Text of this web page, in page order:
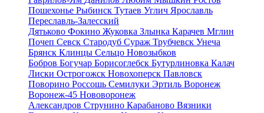
Пошехонье Рыбинск Тутаев Углич Ярославль
Переславль-Залесский
Дятьково Фокино Жуковка Злынка Карачев Мглин
Почеп Севск Стародуб Сураж Трубчевск Унеча
Брянск Клинцы Сельцо Новозыбков
Бобров Богучар Борисоглебск Бутурлиновка Калач
Лиски Острогожск Новохоперск Павловск
Поворино Россошь Семилуки Эртиль Воронеж
Воронеж-45 Нововоронеж
Александров Струнино Карабаново Вязники